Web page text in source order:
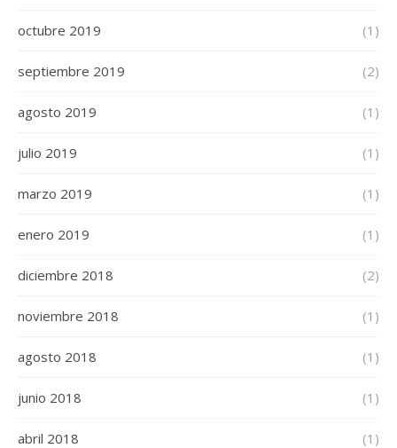
octubre 2019 (1)
septiembre 2019 (2)
agosto 2019 (1)
julio 2019 (1)
marzo 2019 (1)
enero 2019 (1)
diciembre 2018 (2)
noviembre 2018 (1)
agosto 2018 (1)
junio 2018 (1)
abril 2018 (1)